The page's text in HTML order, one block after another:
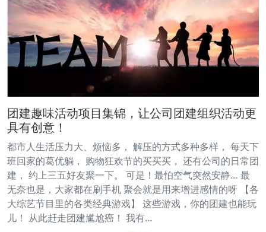
团建趣味活动项目集锦，让公司团建组织活动更
具有创意！
都市人生活压力大、烦恼多， 解压的方式多种多样， 每天下
班回家的葛优躺， 购物狂欢节的买买买， 还有公司的日常团
建， 约上三五好友聚一下。 可是！最怕空气突然安静… 最
无奈也是，大家都在刷手机 聚会就是用来增进感情的呀 【各
大综艺节目里的各类经典游戏】 这些游戏，你的团建也能玩
儿！ 从此赶走团建尴尬癌！ 我有…